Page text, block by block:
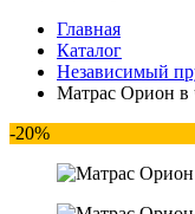
Главная
Каталог
Независимый
Матрас Орион в
-20%